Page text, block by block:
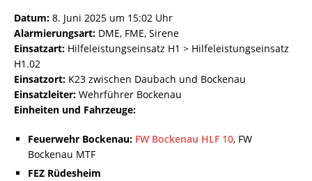
Datum: 8. Juni 2025 um 15:02 Uhr
Alarmierungsart: DME, FME, Sirene
Einsatzart: Hilfeleistungseinsatz H1 > Hilfeleistungseinsatz
H1.02
Einsatzort: K23 zwischen Daubach und Bockenau
Einsatzleiter: Wehrführer Bockenau
Einheiten und Fahrzeuge:
Feuerwehr Bockenau: FW Bockenau HLF 10, FW
Bockenau MTF
FEZ Rüdesheim